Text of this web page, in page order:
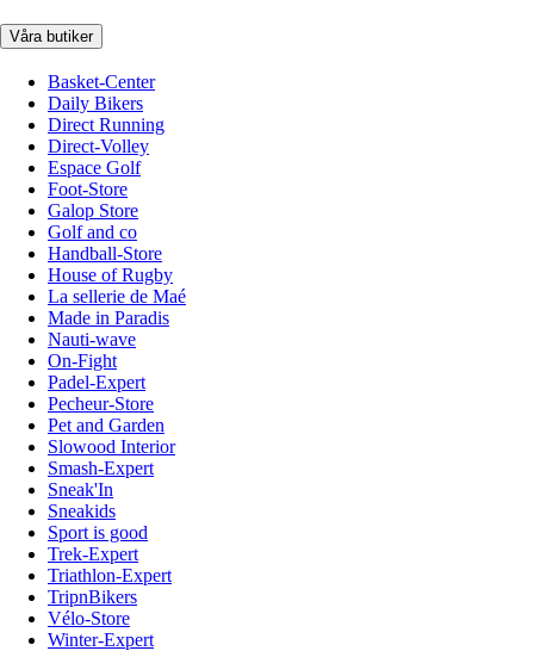
Våra butiker
Basket-Center
Daily Bikers
Direct Running
Direct-Volley
Espace Golf
Foot-Store
Galop Store
Golf and co
Handball-Store
House of Rugby
La sellerie de Maé
Made in Paradis
Nauti-wave
On-Fight
Padel-Expert
Pecheur-Store
Pet and Garden
Slowood Interior
Smash-Expert
Sneak'In
Sneakids
Sport is good
Trek-Expert
Triathlon-Expert
TripnBikers
Vélo-Store
Winter-Expert